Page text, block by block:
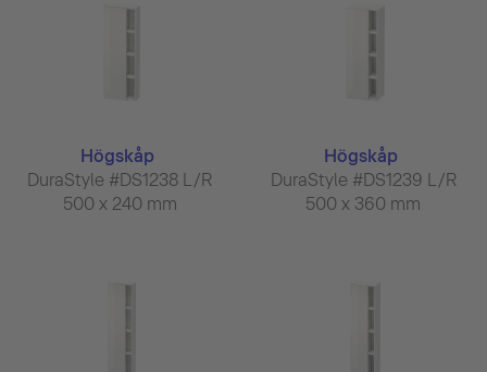
Högskåp
DuraStyle #DS1238 L/R
500 x 240 mm
Högskåp
DuraStyle #DS1239 L/R
500 x 360 mm